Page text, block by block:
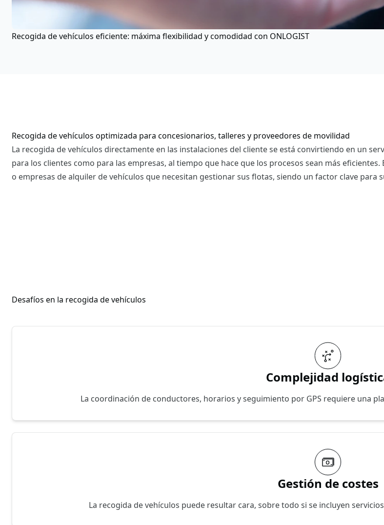
Recogida de vehículos eficiente: máxima flexibilidad y comodidad con ONLOGIST
Recogida de vehículos optimizada para concesionarios, talleres y proveedores de movilidad
La recogida de vehículos directamente en las instalaciones del cliente se está convirtiendo en un
para los clientes como para las empresas, al tiempo que hace que los procesos sean más
o empresas de alquiler de vehículos que necesitan gestionar sus flotas, siendo un factor clave para
Desafíos en la recogida de vehículos
Complejidad
La coordinación de conductores, horarios y seguimiento por GPS requiere una
Gestión de costes
La recogida de vehículos puede resultar cara, sobre todo si se incluyen